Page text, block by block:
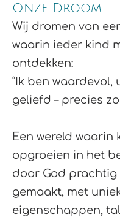
Onze Droom
Wij dromen van
waarin ieder kind
ontdekken:
“Ik ben waardevol,
geliefd – precies
Een wereld waarin
opgroeien in het
door God prachtig
gemaakt, met
eigenschappen,